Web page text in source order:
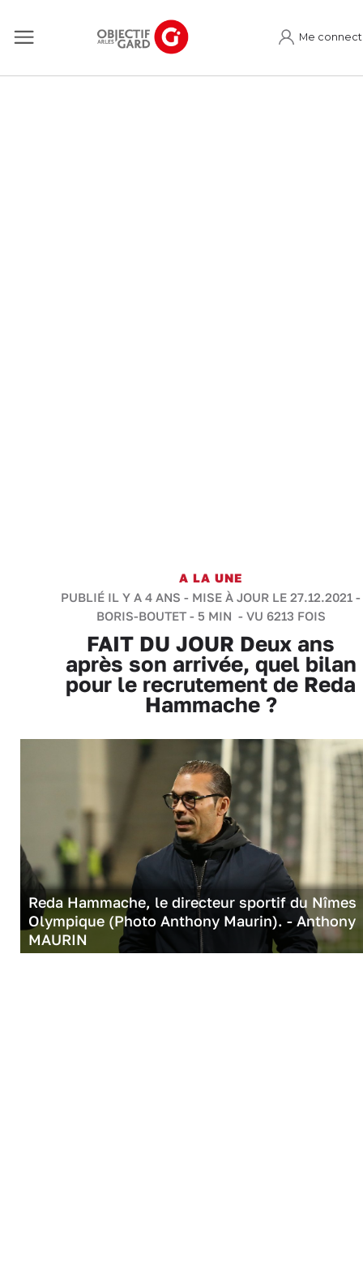
Me
A LA UNE
PUBLIÉ IL Y A 4 ANS - MISE À JOUR LE 27.12.2021 -
BORIS-BOUTET- 5 MIN - VU 6213 FOIS
FAIT DU JOUR Deux ans
après son arrivée, quel bilan
pour le recrutement de Reda
Hammache ?
Reda Hammache, le directeur sportif du Nîmes
Olympique (Photo Anthony Maurin). - Anthony
MAURIN